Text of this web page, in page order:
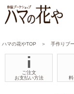
ハマの花やTOP ＞ 手作りブ
ご注文
お支払い方法